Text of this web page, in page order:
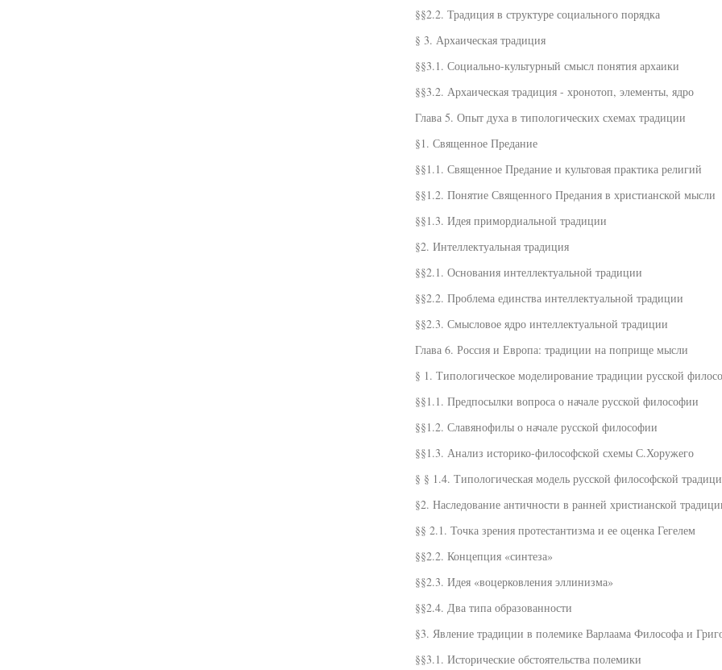
§§2.2. Традиция в структуре социального порядка
§ 3. Архаическая традиция
§§3.1. Социально-культурный смысл понятия архаики
§§3.2. Архаическая традиция - хронотоп, элементы, ядро
Глава 5. Опыт духа в типологических схемах традиции
§1. Священное Предание
§§1.1. Священное Предание и культовая практика религий
§§1.2. Понятие Священного Предания в христианской мысли
§§1.3. Идея примордиальной традиции
§2. Интеллектуальная традиция
§§2.1. Основания интеллектуальной традиции
§§2.2. Проблема единства интеллектуальной традиции
§§2.3. Смысловое ядро интеллектуальной традиции
Глава 6. Россия и Европа: традиции на поприще мысли
§ 1. Типологическое моделирование традиции русской
§§1.1. Предпосылки вопроса о начале русской философии
§§1.2. Славянофилы о начале русской философии
§§1.3. Анализ историко-философской схемы С.Хоружего
§ § 1.4. Типологическая модель русской философской
§2. Наследование античности в ранней христианской
§§ 2.1. Точка зрения протестантизма и ее оценка Гегелем
§§2.2. Концепция «синтеза»
§§2.3. Идея «воцерковления эллинизма»
§§2.4. Два типа образованности
§3. Явление традиции в полемике Варлаама Философа и
§§3.1. Исторические обстоятельства полемики